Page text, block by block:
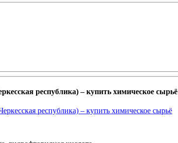
республика) – купить химическое сырьё